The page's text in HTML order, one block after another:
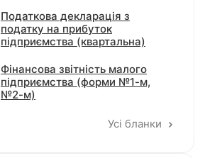
Податкова декларація з
податку на прибуток
підприємства (квартальна)
Фінансова звітність малого
підприємства (форми №1-м,
№2-м)
Усі бланки